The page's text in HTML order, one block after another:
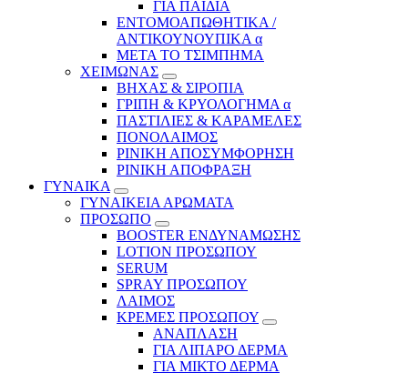
ΓΙΑ ΠΑΙΔΙΑ
ΕΝΤΟΜΟΑΠΩΘΗΤΙΚΑ /
ΑΝΤΙΚΟΥΝΟΥΠΙΚΑ α
ΜΕΤΑ ΤΟ ΤΣΙΜΠΗΜΑ
ΧΕΙΜΩΝΑΣ
ΒΗΧΑΣ & ΣΙΡΟΠΙΑ
ΓΡΙΠΗ & ΚΡΥΟΛΟΓΗΜΑ α
ΠΑΣΤΙΛΙΕΣ & ΚΑΡΑΜΕΛΕΣ
ΠΟΝΟΛΑΙΜΟΣ
ΡΙΝΙΚΗ ΑΠΟΣΥΜΦΟΡΗΣΗ
ΡΙΝΙΚΗ ΑΠΟΦΡΑΞΗ
ΓΥΝΑΙΚΑ
ΓΥΝΑΙΚΕΙΑ ΑΡΩΜΑΤΑ
ΠΡΟΣΩΠΟ
BOOSTER ΕΝΔΥΝΑΜΩΣΗΣ
LOTION ΠΡΟΣΩΠΟΥ
SERUM
SPRAY ΠΡΟΣΩΠΟΥ
ΛΑΙΜΟΣ
ΚΡΕΜΕΣ ΠΡΟΣΩΠΟΥ
ΑΝΑΠΛΑΣΗ
ΓΙΑ ΛΙΠΑΡΟ ΔΕΡΜΑ
ΓΙΑ ΜΙΚΤΟ ΔΕΡΜΑ